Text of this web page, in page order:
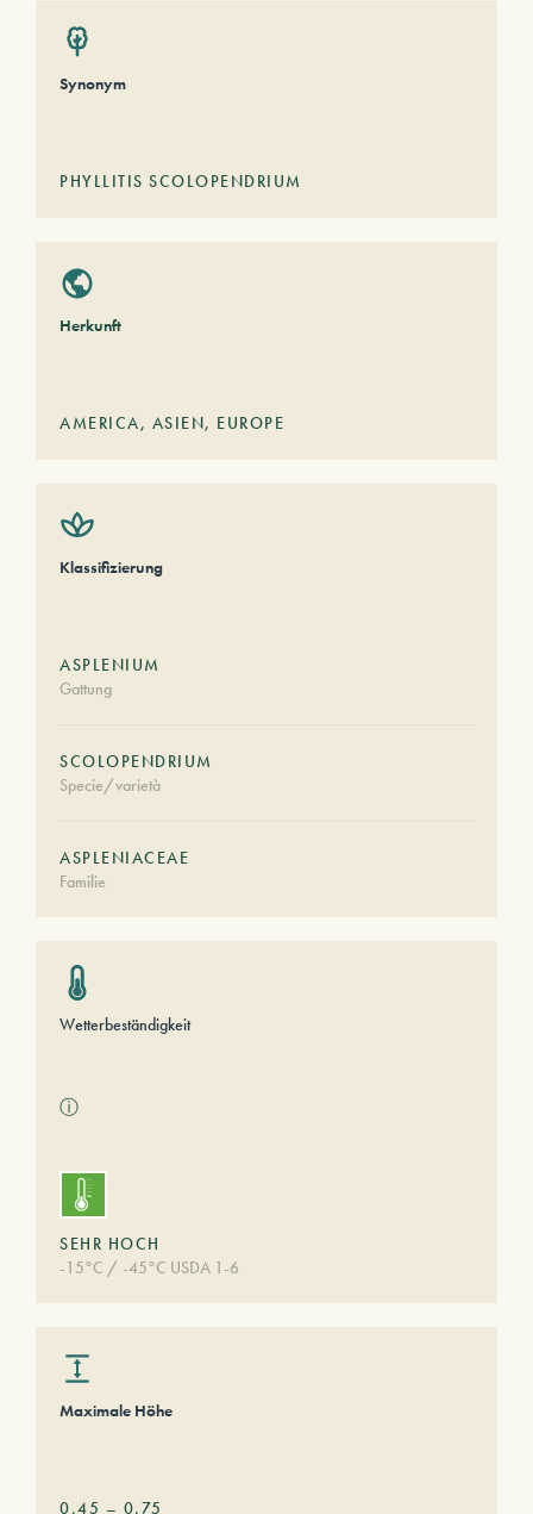
Synonym
PHYLLITIS SCOLOPENDRIUM
Herkunft
AMERICA, ASIEN, EUROPE
Klassifizierung
ASPLENIUM
Gattung
SCOLOPENDRIUM
Specie/varietà
ASPLENIACEAE
Familie
Wetterbeständigkeit
ⓘ
SEHR HOCH
-15°C / -45°C USDA 1-6
Maximale Höhe
0,45 – 0,75